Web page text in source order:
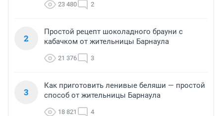
23 480 2
2
Простой рецепт шоколадного брауни с
кабачком от жительницы Барнаула
21 376 3
3
Как приготовить ленивые беляши — простой
способ от жительницы Барнаула
18 821 4